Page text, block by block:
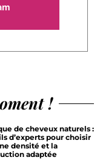
!
de cheveux naturels :
d’experts pour choisir
densité et la
adaptée